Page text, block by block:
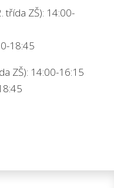
třída ZŠ): 14:00-
18:45
ZŠ): 14:00-16:15